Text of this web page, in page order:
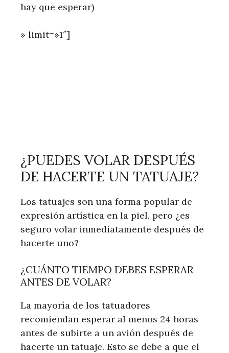
hay que esperar)
» limit=»1″]
¿PUEDES VOLAR DESPUÉS
DE HACERTE UN TATUAJE?
Los tatuajes son una forma popular de
expresión artística en la piel, pero ¿es
seguro volar inmediatamente después de
hacerte uno?
¿CUÁNTO TIEMPO DEBES ESPERAR
ANTES DE VOLAR?
La mayoría de los tatuadores
recomiendan esperar al menos 24 horas
antes de subirte a un avión después de
hacerte un tatuaje. Esto se debe a que el